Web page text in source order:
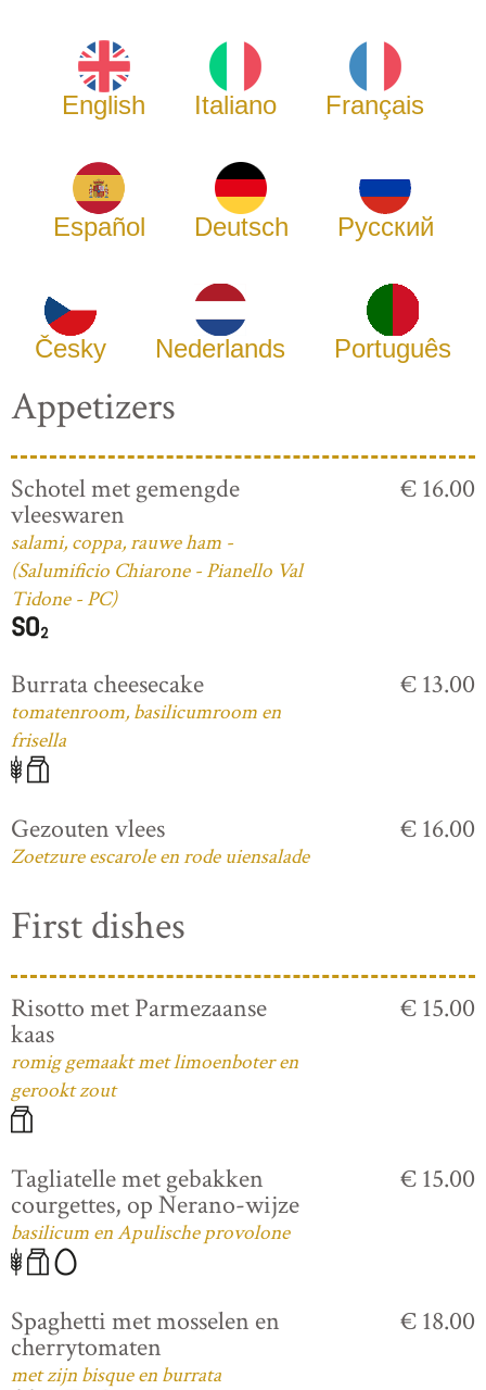
English Italiano Français
Español Deutsch Русский
Česky Nederlands Português
Appetizers
Schotel met gemengde
vleeswaren
salami, coppa, rauwe ham -
(Salumificio Chiarone - Pianello Val
Tidone - PC)
€ 16.00
Burrata cheesecake
tomatenroom, basilicumroom en
frisella
€ 13.00
Gezouten vlees
Zoetzure escarole en rode uiensalade
€ 16.00
First dishes
Risotto met Parmezaanse
kaas
romig gemaakt met limoenboter en
gerookt zout
€ 15.00
Tagliatelle met gebakken
courgettes, op Nerano-wijze
basilicum en Apulische provolone
€ 15.00
Spaghetti met mosselen en
cherrytomaten
met zijn bisque en burrata
€ 18.00